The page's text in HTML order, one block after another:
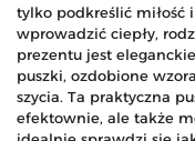
tylko podkreślić miłość
wprowadzić ciepły,
prezentu jest
puszki, ozdobione
szycia. Ta praktyczna
efektownie, ale także